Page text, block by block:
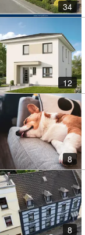
34
12
8
8